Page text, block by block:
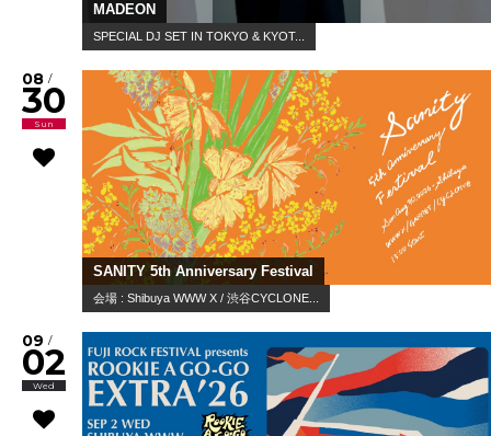
MADEON
SPECIAL DJ SET IN TOKYO & KYOT...
08 /
30
Sun
SANITY 5th Anniversary Festival
会場 : Shibuya WWW X / 渋谷CYCLONE...
09 /
02
Wed